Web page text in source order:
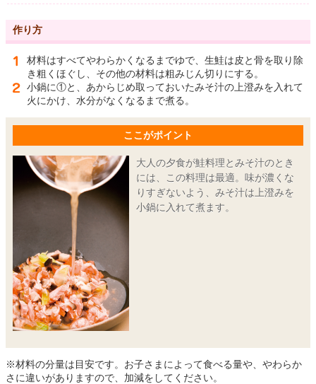
作り方
材料はすべてやわらかくなるまでゆで、生鮭は皮と骨を取り除
き粗くほぐし、その他の材料は粗みじん切りにする。
小鍋に①と、あからじめ取っておいたみそ汁の上澄みを入れて
火にかけ、水分がなくなるまで煮る。
ここがポイント
大人の夕食が鮭料理とみそ汁のとき
には、この料理は最適。味が濃くな
りすぎないよう、みそ汁は上澄みを
小鍋に入れて煮ます。
※材料の分量は目安です。お子さまによって食べる量や、やわらか
さに違いがありますので、加減をしてください。